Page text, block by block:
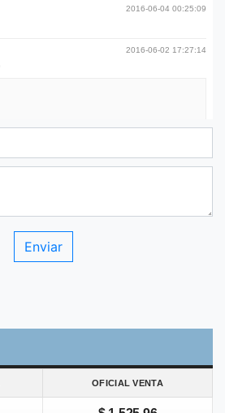
OFICIAL VENTA